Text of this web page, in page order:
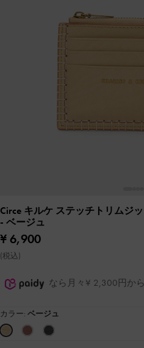
Circe キルケ ステッチトリムジ
- ベージュ
¥ 6,900
(税込)
なら月々¥ 2,300円か
カラー: ベージュ